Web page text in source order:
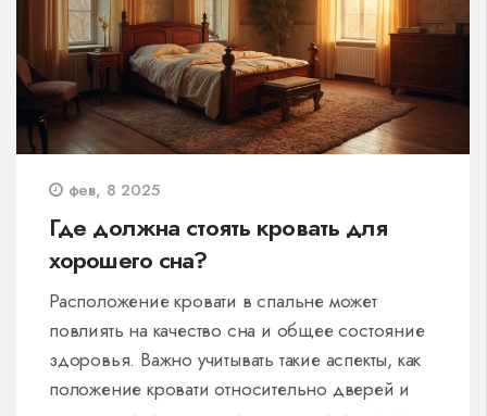
фев, 8 2025
Где должна стоять кровать для
хорошего сна?
Расположение кровати в спальне может
повлиять на качество сна и общее состояние
здоровья. Важно учитывать такие аспекты, как
положение кровати относительно дверей и